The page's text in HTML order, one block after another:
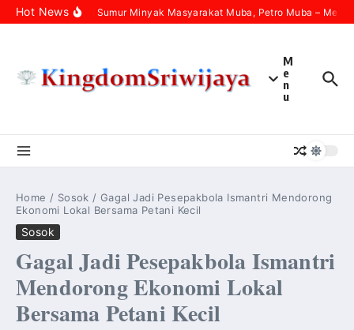
Skip to content
Hot News
Babak Baru Sumur Minyak Masyarakat Muba, Petro Muba – Medco
M
e
n
u
Home / Sosok /Gagal Jadi Pesepakbola Ismantri Mendorong
Ekonomi Lokal Bersama Petani Kecil
Sosok
Gagal Jadi Pesepakbola Ismantri
Mendorong Ekonomi Lokal
Bersama Petani Kecil